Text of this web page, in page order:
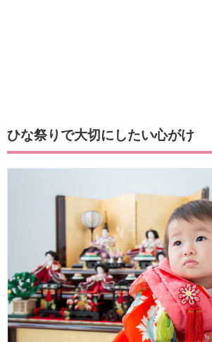
ひな祭りで大切にしたい心がけ